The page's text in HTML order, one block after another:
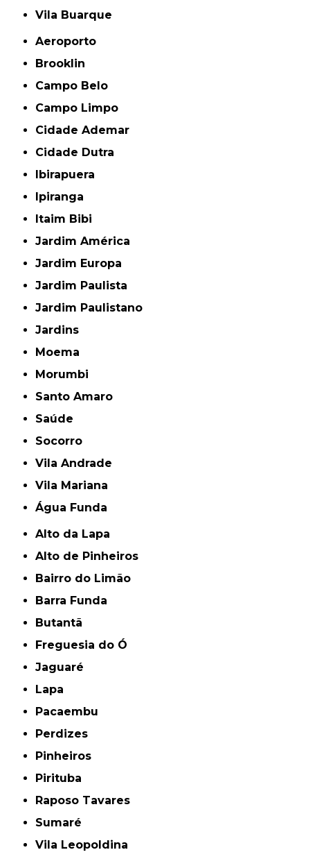
Vila Buarque
Aeroporto
Brooklin
Campo Belo
Campo Limpo
Cidade Ademar
Cidade Dutra
Ibirapuera
Ipiranga
Itaim Bibi
Jardim América
Jardim Europa
Jardim Paulista
Jardim Paulistano
Jardins
Moema
Morumbi
Santo Amaro
Saúde
Socorro
Vila Andrade
Vila Mariana
Água Funda
Alto da Lapa
Alto de Pinheiros
Bairro do Limão
Barra Funda
Butantã
Freguesia do Ó
Jaguaré
Lapa
Pacaembu
Perdizes
Pinheiros
Pirituba
Raposo Tavares
Sumaré
Vila Leopoldina